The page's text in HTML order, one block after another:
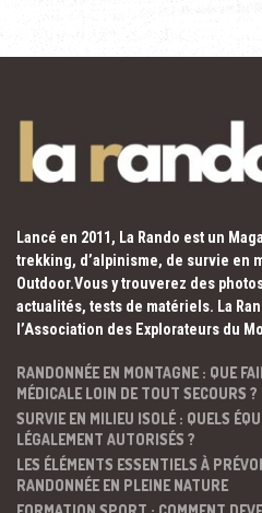
Lancé en 2011, La Rando est un
trekking, d’alpinisme, de survie en
Outdoor.Vous y trouverez des
actualités, tests de matériels. La
l’Association des Explorateurs du
RANDONNÉE EN MONTAGNE : QUE
MÉDICALE LOIN DE TOUT SECOURS ?
SURVIE EN MILIEU ISOLÉ : QUELS
LÉGALEMENT AUTORISÉS ?
LES ÉLÉMENTS ESSENTIELS À
RANDONNÉE EN PLEINE NATURE